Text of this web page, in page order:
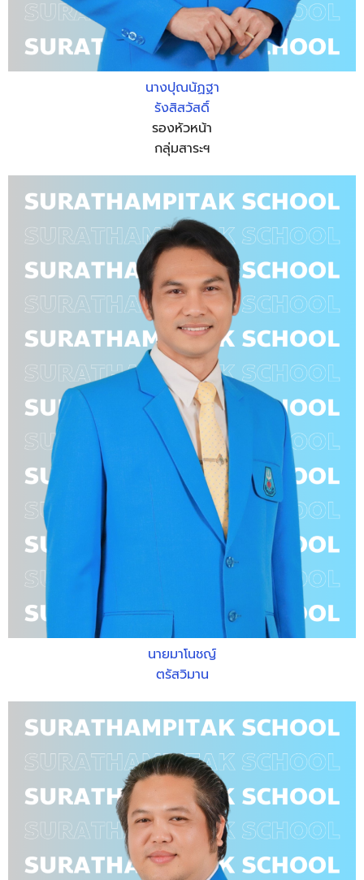
นางปุณนัฏฐา
รังสิสวัสดิ์
รองหัวหน้า
กลุ่มสาระฯ
นายมาโนชญ์
ตรัสวิมาน